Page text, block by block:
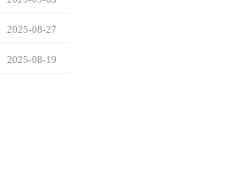
2025-08-27
2025-08-19